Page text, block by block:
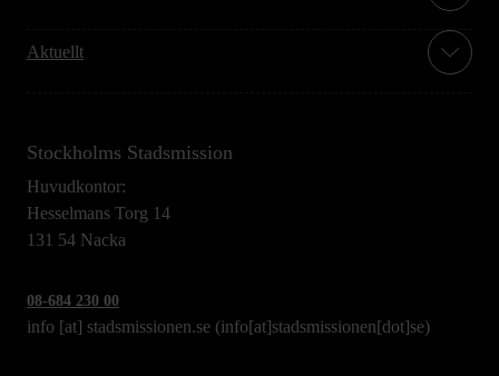
Aktuellt
Stockholms Stadsmission
Huvudkontor:
Hesselmans Torg 14
131 54 Nacka
08-684 230 00
info [at] stadsmissionen.se (info[at]stadsmissionen[dot]se)